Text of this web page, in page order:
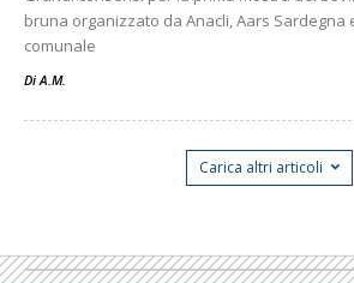
bruna organizzato da Anacli, Aars Sardegna
comunale
Di A.M.
Carica altri articoli